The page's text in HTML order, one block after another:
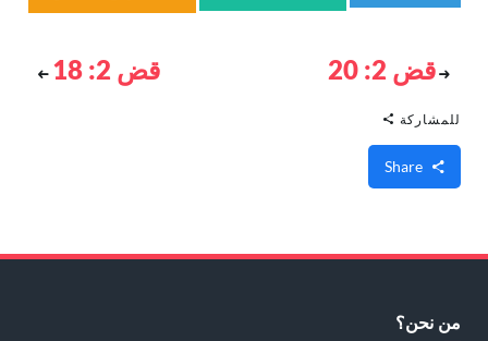
قض 2: 20 قض 2: 18
للمشاركة
من نحن؟